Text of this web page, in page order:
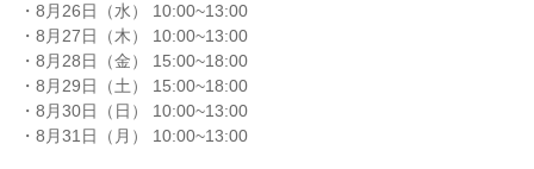
・8月26日（水） 10:00~13:00
・8月27日（木） 10:00~13:00
・8月28日（金） 15:00~18:00
・8月29日（土） 15:00~18:00
・8月30日（日） 10:00~13:00
・8月31日（月） 10:00~13:00